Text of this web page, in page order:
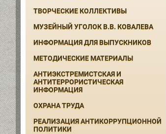
ТВОРЧЕСКИЕ КОЛЛЕКТИВЫ
МУЗЕЙНЫЙ УГОЛОК В.В. КОВАЛЕВА
ИНФОРМАЦИЯ ДЛЯ ВЫПУСКНИКОВ
МЕТОДИЧЕСКИЕ МАТЕРИАЛЫ
АНТИЭКСТРЕМИСТСКАЯ И
АНТИТЕРРОРИСТИЧЕСКАЯ
ИНФОРМАЦИЯ
ОХРАНА ТРУДА
РЕАЛИЗАЦИЯ АНТИКОРРУПЦИОННОЙ
ПОЛИТИКИ